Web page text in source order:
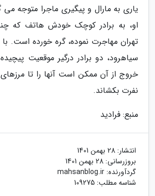
یاری به مارال و پیگیری ماجرا متوجه می
او، به برادر کوچک خودش هاتف که
تهران مهاجرت نموده، گره خورده است.
سیاهرود، دو برادر درگیر موقعیت
خروج از آن ممکن است آنها را تا
نفرت بکشاند.
منبع: فرادید
انتشار: 28 بهمن 1401
بروزرسانی: 28 بهمن 1401
گردآورنده: mahsanblog.ir
شناسه مطلب: 109275